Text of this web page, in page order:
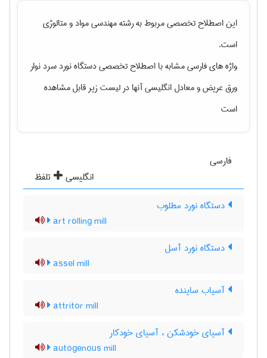
این اصطلاح تخصصی مربوط به رشتهمهندسی مواد و متالوژی
است.
واژه های فارسی مشابه با اصطلاح تخصصیدستگاه نورد سرد نوار
ورق عریضو معادل انگلیسی آنها در لیست زیر قابل مشاهده
است
فارسی
انگلیسی
تلفظ
دستگاه نورد مطلوب
art rolling mill
دستگاه نورد آسل
assel mill
آسیاب ساینده
attritor mill
آسیای خودشکن ، آسیای خودکار
autogenous mill